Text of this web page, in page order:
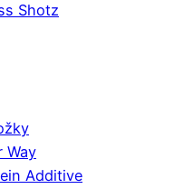
Shotz
Way
Additive